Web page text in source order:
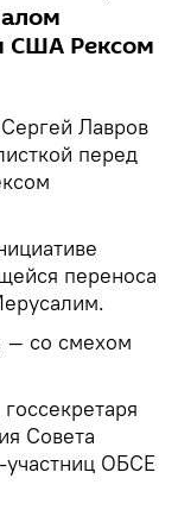
США Рексом
Лавров
перед
переноса
— со смехом
Совета
участниц ОБСЕ